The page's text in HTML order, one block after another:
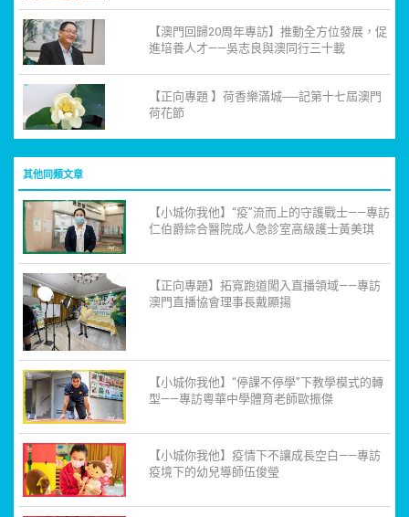
【澳門回歸20周年專訪】推動全方位發展，促
進培養人才——吳志良與澳同行三十載
【正向專題 】荷香樂滿城──記第十七屆澳門
荷花節
其他同類文章
【小城你我他】“疫”流而上的守護戰士——專訪
仁伯爵綜合醫院成人急診室高級護士黃美琪
【正向專題】拓寬跑道闖入直播領域——專訪
澳門直播協會理事長戴顯揚
【小城你我他】“停課不停學”下教學模式的轉
型——專訪粵華中學體育老師歐振傑
【小城你我他】疫情下不讓成長空白——專訪
疫境下的幼兒導師伍俊瑩